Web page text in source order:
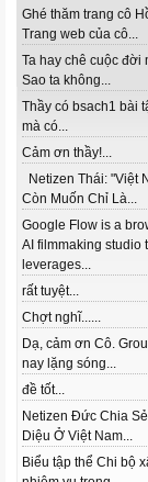
Ghé thăm trang cô
Trang web của cô...
Ta hay chê cuộc đời
Sao ta không...
Thầy có bsach1 bài
mà có...
Cảm ơn thầy!...
Netizen Thái: "Việt
Còn Muốn Chỉ Là...
Google Flow is a
AI filmmaking studio
leverages...
rất tuyệt...
Chợt nghĩ......
Dạ, cảm ơn Cô.
nay lặng sóng...
đề tốt...
Netizen Đức Chia
Diệu Ở Việt Nam...
Biểu tập thể Chi bộ